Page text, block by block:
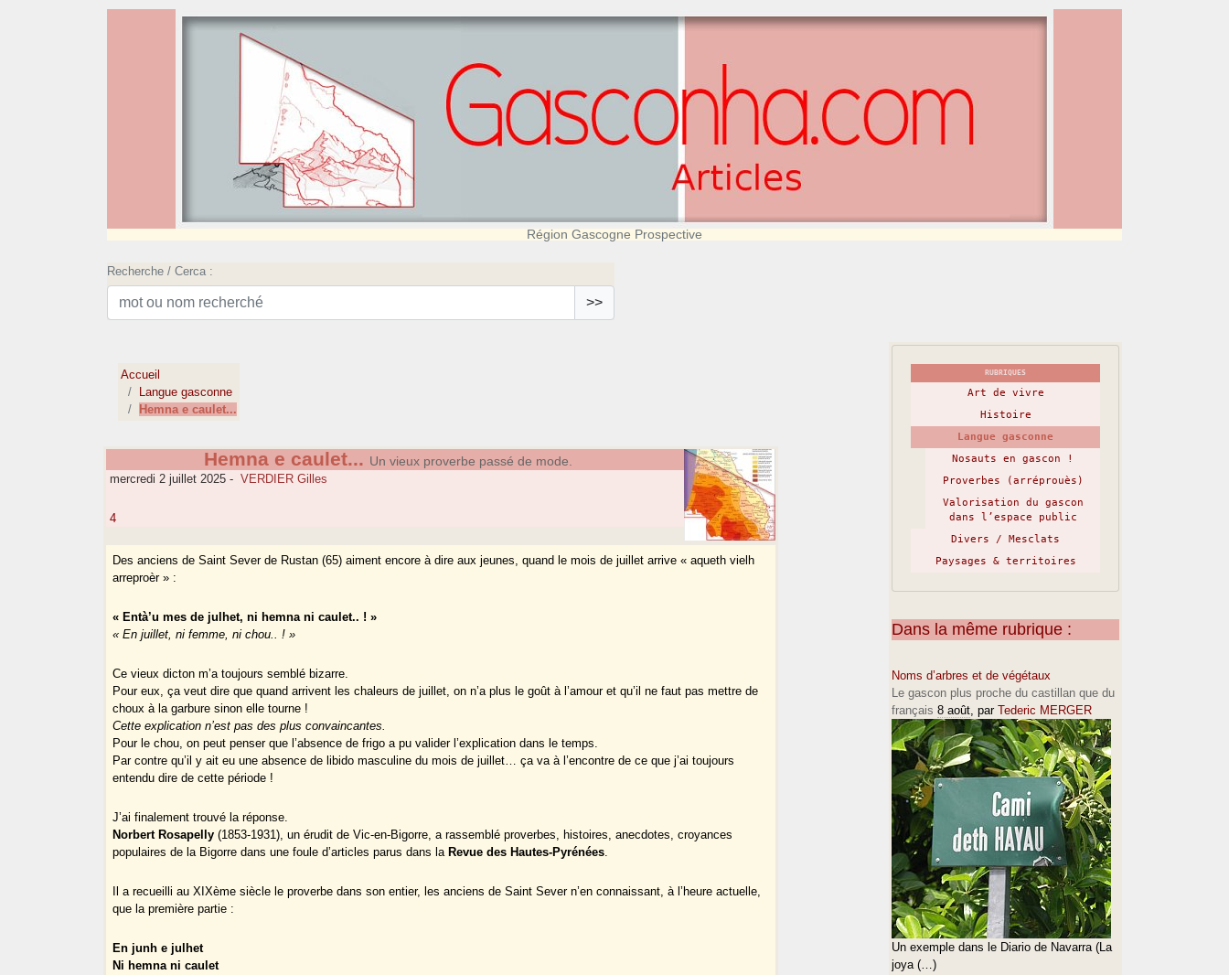
Région Gascogne Prospective
Recherche / Cerca :
>>
Accueil
Langue gasconne
Hemna e caulet...
Hemna e caulet... Un vieux proverbe passé de mode.
mercredi 2 juillet 2025 - VERDIER Gilles
4
Des anciens de Saint Sever de Rustan (65) aiment encore à dire aux jeunes, quand le mois de juillet arrive « aqueth vielh
arreproèr » :
« Entà’u mes de julhet, ni hemna ni caulet.. ! »
« En juillet, ni femme, ni chou.. ! »
Ce vieux dicton m’a toujours semblé bizarre.
Pour eux, ça veut dire que quand arrivent les chaleurs de juillet, on n’a plus le goût à l’amour et qu’il ne faut pas mettre de
choux à la garbure sinon elle tourne !
Cette explication n’est pas des plus convaincantes.
Pour le chou, on peut penser que l’absence de frigo a pu valider l’explication dans le temps.
Par contre qu’il y ait eu une absence de libido masculine du mois de juillet… ça va à l’encontre de ce que j’ai toujours
entendu dire de cette période !
J’ai finalement trouvé la réponse.
Norbert Rosapelly (1853-1931), un érudit de Vic-en-Bigorre, a rassemblé proverbes, histoires, anecdotes, croyances
populaires de la Bigorre dans une foule d’articles parus dans la Revue des Hautes-Pyrénées.
Il a recueilli au XIXème siècle le proverbe dans son entier, les anciens de Saint Sever n’en connaissant, à l’heure actuelle,
que la première partie :
En junh e julhet
Ni hemna ni caulet
RUBRIQUES
Art de vivre
Histoire
Langue gasconne
Nosauts en gascon !
Proverbes (arréprouès)
Valorisation du gascon
dans l’espace public
Divers / Mesclats
Paysages & territoires
Dans la même rubrique :
Noms d’arbres et de végétaux
Le gascon plus proche du castillan que du
français 8 août, par Tederic MERGER
Un exemple dans le Diario de Navarra (La
joya (…)